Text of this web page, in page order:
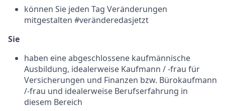
können Sie jeden Tag Veränderungen
mitgestalten #veränderedasjetzt
Sie
haben eine abgeschlossene kaufmännische
Ausbildung, idealerweise Kaufmann / -frau für
Versicherungen und Finanzen bzw. Bürokaufmann
/-frau und idealerweise Berufserfahrung in
diesem Bereich